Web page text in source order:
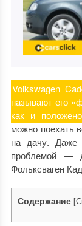
Volkswagen
называют его
как и
можно поехать
на дачу. Даже
проблемой —
Фольксваген
Содержание [